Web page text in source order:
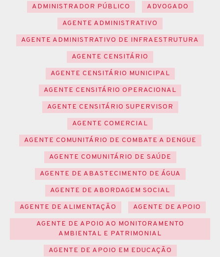
ADMINISTRADOR PÚBLICO
ADVOGADO
AGENTE ADMINISTRATIVO
AGENTE ADMINISTRATIVO DE INFRAESTRUTURA
AGENTE CENSITÁRIO
AGENTE CENSITÁRIO MUNICIPAL
AGENTE CENSITÁRIO OPERACIONAL
AGENTE CENSITÁRIO SUPERVISOR
AGENTE COMERCIAL
AGENTE COMUNITÁRIO DE COMBATE A DENGUE
AGENTE COMUNITÁRIO DE SAÚDE
AGENTE DE ABASTECIMENTO DE ÁGUA
AGENTE DE ABORDAGEM SOCIAL
AGENTE DE ALIMENTAÇÃO
AGENTE DE APOIO
AGENTE DE APOIO AO MONITORAMENTO
AMBIENTAL E PATRIMONIAL
AGENTE DE APOIO EM EDUCAÇÃO